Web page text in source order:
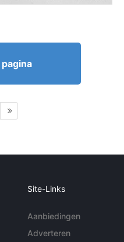
Site-Links
Aanbiedingen
Adverteren